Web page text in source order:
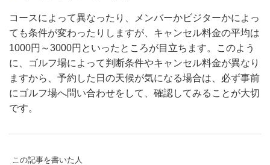
コースによって異なったり、メンバーかビジターかによっ
ても条件が変わったりしますが、キャンセル料金の平均は
1000円～3000円といったところが目立ちます。このよう
に、ゴルフ場によって判断条件やキャンセル料金が異なり
ますから、予約した日の天候が気になる場合は、必ず事前
にゴルフ場へ問い合わせをして、確認してみることが大切
です。
この記事を書いた人